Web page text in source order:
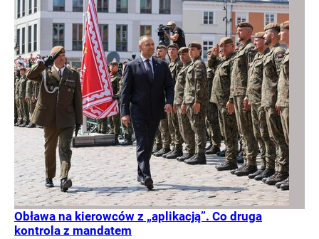
Obława na kierowców z „aplikacją”. Co druga
kontrola z mandatem